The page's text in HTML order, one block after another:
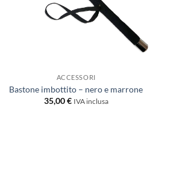
ACCESSORI
Bastone imbottito – nero e marrone
35,00€ IVA inclusa